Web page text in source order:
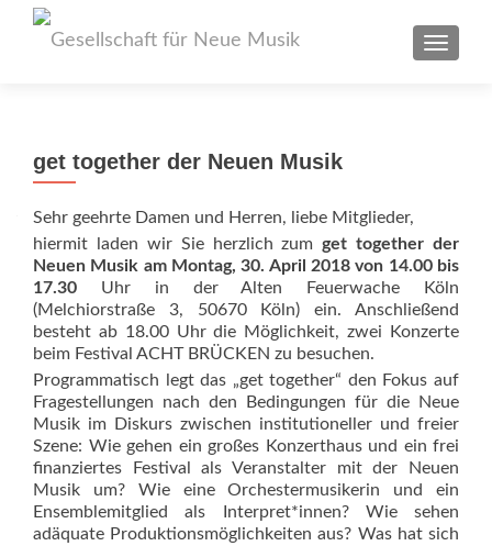
get together der Neuen Musik
Sehr geehrte Damen und Herren, liebe Mitglieder,
hiermit laden wir Sie herzlich zumget together der
Neuen Musik am Montag, 30. April 2018 von 14.00 bis
17.30 Uhr in der Alten Feuerwache Köln
(Melchiorstraße 3, 50670 Köln) ein. Anschließend
besteht ab 18.00 Uhr die Möglichkeit, zwei Konzerte
beim Festival ACHT BRÜCKEN zu besuchen.
Programmatisch legt das „get together“ den Fokus auf
Fragestellungen nach den Bedingungen für die Neue
Musik im Diskurs zwischen institutioneller und freier
Szene: Wie gehen ein großes Konzerthaus und ein frei
finanziertes Festival als Veranstalter mit der Neuen
Musik um? Wie eine Orchestermusikerin und ein
Ensemblemitglied als Interpret*innen? Wie sehen
adäquate Produktionsmöglichkeiten aus? Was hat sich